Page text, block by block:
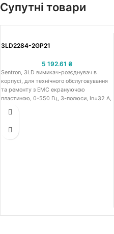
Супутні товари
3LD2284-2GP21
5 192.61 ₴
Sentron, 3LD вимикач-розєднувач в
корпусі, для технічного обслуговування
та ремонту з ЕМС екрануючою
пластиною, 0-550 Гц, 3-полюси, In=32 А,
380 ... 440 V P/AC-23A: 11,5 кВт, литий
ультрафіолету з підготовкою метричних